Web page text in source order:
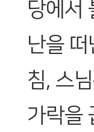
당에서
난을
침, 스
가락을